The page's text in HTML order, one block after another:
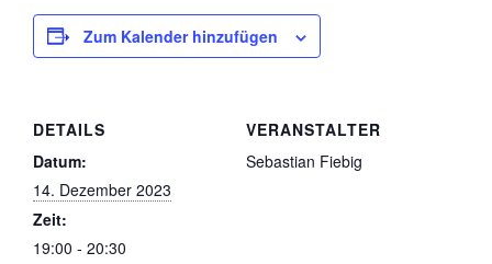
Zum Kalender hinzufügen
DETAILS
Datum:
14. Dezember 2023
Zeit:
19:00 - 20:30
VERANSTALTER
Sebastian Fiebig